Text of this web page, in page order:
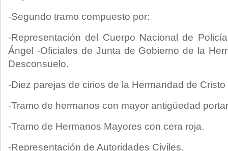
-Segundo tramo compuesto por:
-Representación del Cuerpo Nacional de
Ángel -Oficiales de Junta de Gobierno de la
Desconsuelo.
-Diez parejas de cirios de la Hermandad de Cristo
-Tramo de hermanos con mayor antigüedad
-Tramo de Hermanos Mayores con cera roja.
-Representación de Autoridades Civiles.